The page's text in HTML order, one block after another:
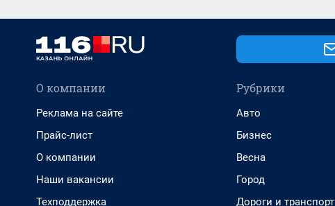
О компании
Реклама на сайте
Прайс-лист
О компании
Наши вакансии
Техподдержка
Рубрики
Авто
Бизнес
Весна
Город
Дороги и транспорт